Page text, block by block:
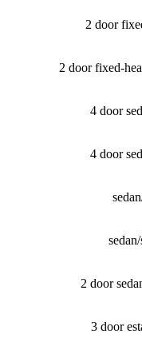
2 door
2 door fixed-
4 door
4 door
2 door
3 door